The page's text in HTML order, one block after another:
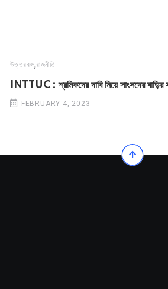
উত্তরবঙ্গ,রাজনীতি
INTTUC : শ্রমিকদের দাবি নিয়ে সাংসদের বাড়ির
FEBRUARY 4, 2023